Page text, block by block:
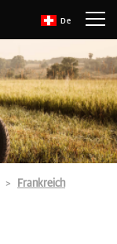
De
Frankreich